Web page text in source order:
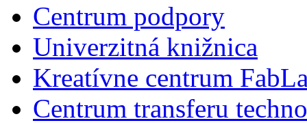
Centrum podpory
Univerzitná knižnica
Kreatívne centrum
Centrum transferu